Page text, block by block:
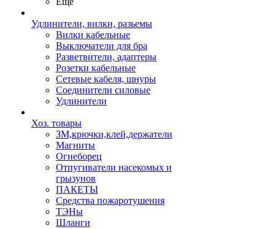
Удлинители, вилки, разьемы
Вилки кабельные
Выключатели для бра
Разветвители, адаптеры
Розетки кабельные
Сетевые кабеля, шнуры
Соединители силовые
Удлинители
Хоз. товары
ЗМ,крючки,клей,держатели
Магниты
Огнеборец
Отпугиватели насекомых и
грызунов
ПАКЕТЫ
Средства пожаротушения
ТЭНы
Шланги